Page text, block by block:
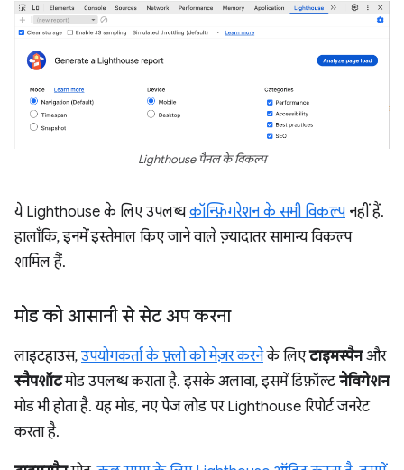
Lighthouse पैनल के विकल्प
ये Lighthouse के लिए उपलब्धकॉन्फ़िगरेशन के सभी विकल्पनहीं हैं.
हालाँकि, इनमें इस्तेमाल किए जाने वाले ज़्यादातर सामान्य विकल्प
शामिल हैं.
मोड को आसानी से सेट अप करना
लाइटहाउस, उपयोगकर्ता के फ़्लो को मेज़र करनेके लिएटाइमस्पैनऔर
स्नैपशॉटमोड उपलब्ध कराता है. इसके अलावा, इसमें डिफ़ॉल्टनेविगेशन
मोड भी होता है. यह मोड, नए पेज लोड पर Lighthouse रिपोर्ट जनरेट
करता है.